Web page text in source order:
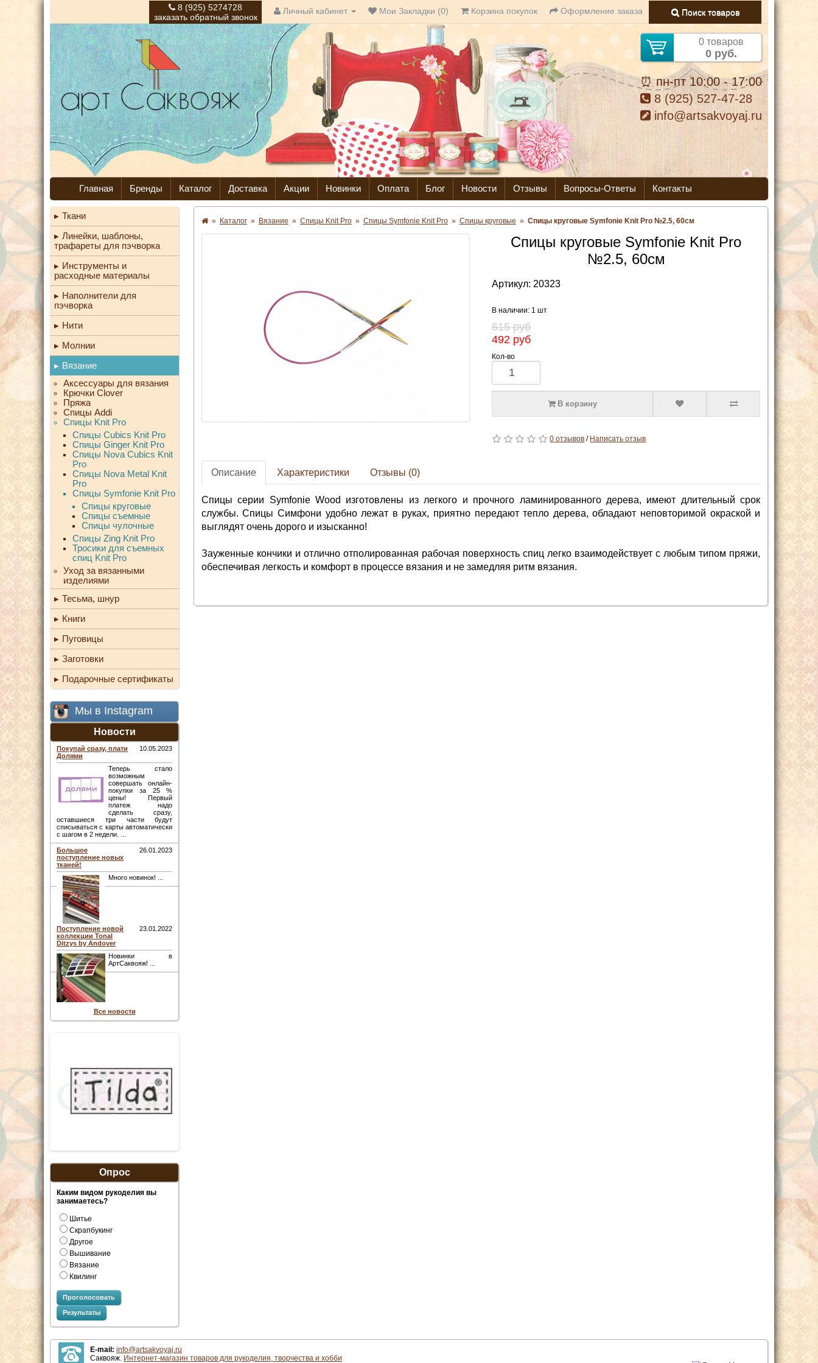
8 (925) 5274728
заказать обратный звонок
Личный кабинет Мои Закладки (0) Корзина покупок Оформление заказа Поиск товаров
0 товаров
0 руб.
⏰ пн-пт 10:00 - 17:00
8 (925) 527-47-28
info@artsakvoyaj.ru
Главная Бренды Каталог Доставка Акции Новинки Оплата Блог Новости Отзывы Вопросы-Ответы Контакты
Ткани
Линейки, шаблоны,
трафареты для пэчворка
Инструменты и
расходные материалы
Наполнители для
пэчворка
Нити
Молнии
Вязание
Аксессуары для вязания
Крючки Clover
Пряжа
Спицы Addi
Спицы Knit Pro
Спицы Cubics Knit Pro
Спицы Ginger Knit Pro
Спицы Nova Cubics Knit
Pro
Спицы Nova Metal Knit
Pro
Спицы Symfonie Knit Pro
Спицы круговые
Спицы съемные
Спицы чулочные
Спицы Zing Knit Pro
Тросики для съемных
спиц Knit Pro
Уход за вязанными
изделиями
Тесьма, шнур
Книги
Пуговицы
Заготовки
Подарочные сертификаты
Мы в Instagram
Новости
Покупай сразу, плати
Долями
10.05.2023
Теперь стало
возможным
совершать онлайн-
покупки за 25 %
цены! Первый
платеж надо
сделать сразу,
оставшиеся три части будут
списываться с карты автоматически
с шагом в 2 недели. ...
Большое
поступление новых
тканей!
26.01.2023
Много новинок! ...
Поступление новой
коллекции Tonal
Ditzys by Andover
23.01.2022
Новинки в
АртСаквояж! ...
Все новости
Опрос
Каким видом рукоделия вы
занимаетесь?
Шитье
Скрапбукинг
Другое
Вышивание
Вязание
Квилинг
Проголосовать
Результаты
» Каталог » Вязание » Спицы Knit Pro » Спицы Symfonie Knit Pro » Спицы круговые » Спицы круговые Symfonie Knit Pro №2.5, 60см
Спицы круговые Symfonie Knit Pro
№2.5, 60см
Артикул: 20323
В наличии: 1 шт
615 руб
492 руб
Кол-во
В корзину
0 отзывов / Написать отзыв
Описание Характеристики Отзывы (0)
Спицы серии Symfonie Wood изготовлены из легкого и прочного ламинированного дерева, имеют длительный срок
службы. Спицы Симфони удобно лежат в руках, приятно передают тепло дерева, обладают неповторимой окраской и
выглядят очень дорого и изысканно!
Зауженные кончики и отлично отполированная рабочая поверхность спиц легко взаимодействует с любым типом пряжи,
обеспечивая легкость и комфорт в процессе вязания и не замедляя ритм вязания.
E-mail: info@artsakvoyaj.ru
Саквояж. Интернет-магазин товаров для рукоделия, творчества и хобби